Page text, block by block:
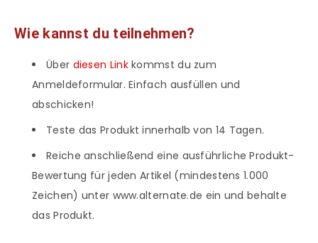
Wie kannst du teilnehmen?
Über diesen Linkkommst du zum
Anmeldeformular. Einfach ausfüllen und
abschicken!
Teste das Produkt innerhalb von 14 Tagen.
Reiche anschließend eine ausführliche Produkt-
Bewertung für jeden Artikel (mindestens 1.000
Zeichen) unter www.alternate.de ein und behalte
das Produkt.